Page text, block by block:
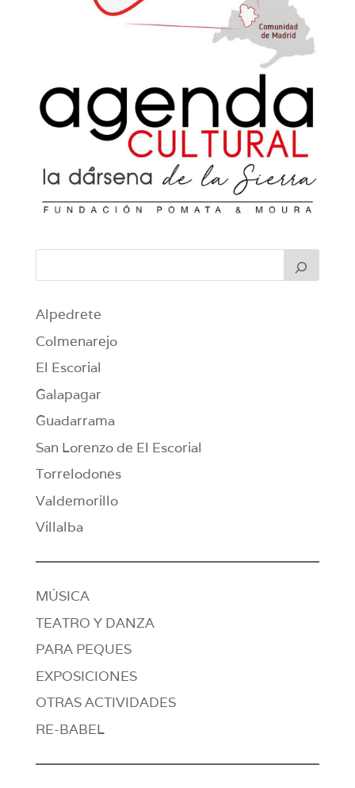
Alpedrete
Colmenarejo
El Escorial
Galapagar
Guadarrama
San Lorenzo de El Escorial
Torrelodones
Valdemorillo
Villalba
MÚSICA
TEATRO Y DANZA
PARA PEQUES
EXPOSICIONES
OTRAS ACTIVIDADES
RE-BABEL